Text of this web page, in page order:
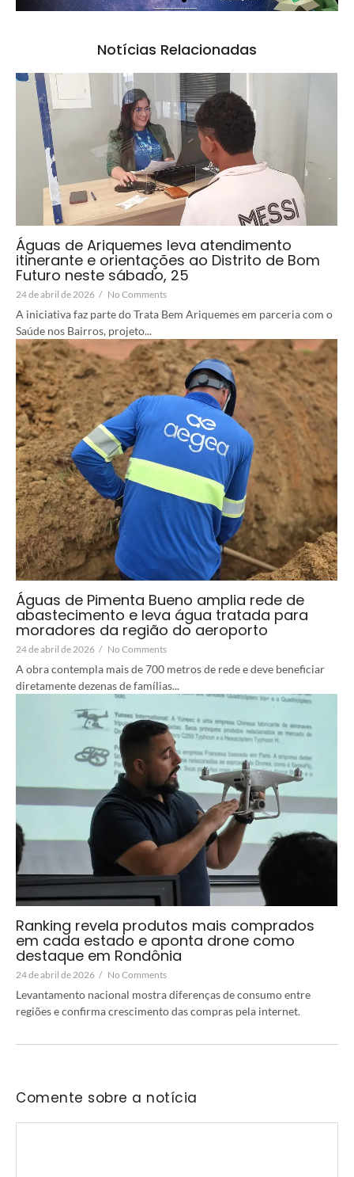
Notícias Relacionadas
Águas de Ariquemes leva atendimento
itinerante e orientações ao Distrito de Bom
Futuro neste sábado, 25
24 de abril de 2026 / No Comments
A iniciativa faz parte do Trata Bem Ariquemes em parceria com o
Saúde nos Bairros, projeto...
Águas de Pimenta Bueno amplia rede de
abastecimento e leva água tratada para
moradores da região do aeroporto
24 de abril de 2026 / No Comments
A obra contempla mais de 700 metros de rede e deve beneficiar
diretamente dezenas de famílias...
Ranking revela produtos mais comprados
em cada estado e aponta drone como
destaque em Rondônia
24 de abril de 2026 / No Comments
Levantamento nacional mostra diferenças de consumo entre
regiões e confirma crescimento das compras pela internet.
Comente sobre a notícia